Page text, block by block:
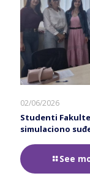
02/06/2026
Studenti
simulaciono
See